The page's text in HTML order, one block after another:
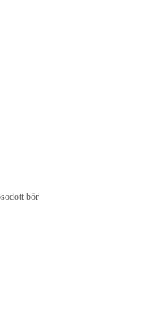
bőr